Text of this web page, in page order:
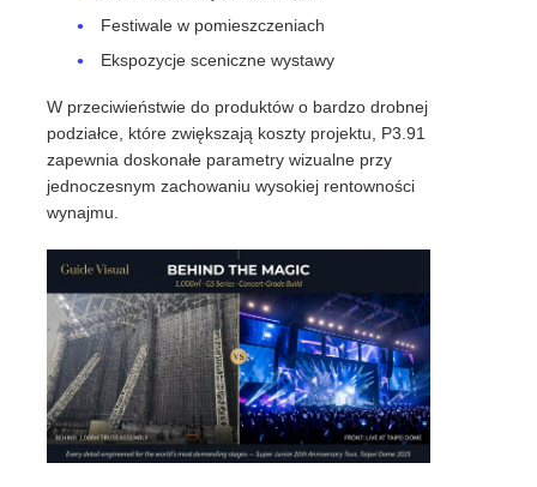
Festiwale w pomieszczeniach
Ekspozycje sceniczne wystawy
W przeciwieństwie do produktów o bardzo drobnej
podziałce, które zwiększają koszty projektu, P3.91
zapewnia doskonałe parametry wizualne przy
jednoczesnym zachowaniu wysokiej rentowności
wynajmu.